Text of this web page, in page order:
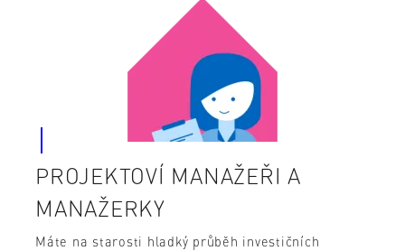
PROJEKTOVÍ MANAŽEŘI A
MANAŽERKY
Máte na starosti hladký průběh investičních